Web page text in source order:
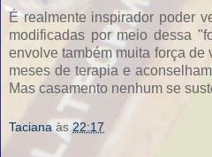
É realmente inspirador poder
modificadas por meio dessa
envolve também muita força de
meses de terapia e
Mas casamento nenhum se
Taciana às 22:17